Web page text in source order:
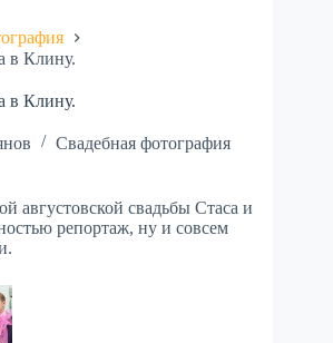
в Клину.
в Клину.
Свадебная фотография
августовской свадьбы Стаса и
репортаж, ну и совсем